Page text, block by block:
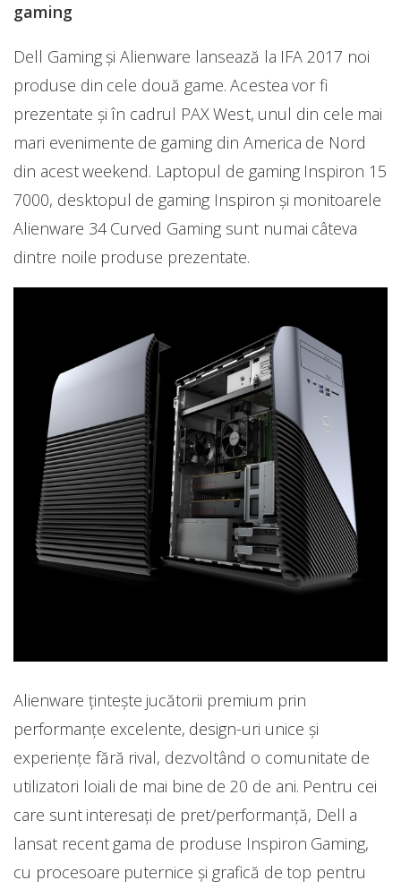
gaming
Dell Gaming și Alienware lansează la IFA 2017 noi
produse din cele două game. Acestea vor fi
prezentate și în cadrul PAX West, unul din cele mai
mari evenimente de gaming din America de Nord
din acest weekend. Laptopul de gaming Inspiron 15
7000, desktopul de gaming Inspiron şi monitoarele
Alienware 34 Curved Gaming sunt numai câteva
dintre noile produse prezentate.
Alienware țintește jucătorii premium prin
performanţe excelente, design-uri unice şi
experienţe fără rival, dezvoltând o comunitate de
utilizatori loiali de mai bine de 20 de ani. Pentru cei
care sunt interesați de pret/performanță, Dell a
lansat recent gama de produse Inspiron Gaming,
cu procesoare puternice şi grafică de top pentru